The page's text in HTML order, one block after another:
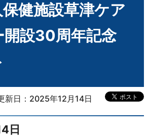
健施設草津ケア
開設30周年記念
新日：2025年12月14日
日